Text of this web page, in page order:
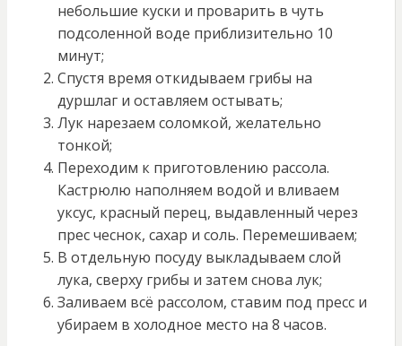
небольшие куски и проварить в чуть
подсоленной воде приблизительно 10
минут;
Спустя время откидываем грибы на
дуршлаг и оставляем остывать;
Лук нарезаем соломкой, желательно
тонкой;
Переходим к приготовлению рассола.
Кастрюлю наполняем водой и вливаем
уксус, красный перец, выдавленный через
прес чеснок, сахар и соль. Перемешиваем;
В отдельную посуду выкладываем слой
лука, сверху грибы и затем снова лук;
Заливаем всё рассолом, ставим под пресс и
убираем в холодное место на 8 часов.